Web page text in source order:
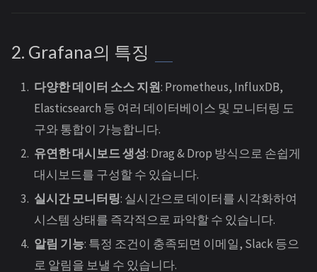
2. Grafana의 특징
다양한 데이터 소스 지원: Prometheus, InfluxDB,
Elasticsearch 등 여러 데이터베이스 및 모니터링 도
구와 통합이 가능합니다.
유연한 대시보드 생성: Drag & Drop 방식으로 손쉽게
대시보드를 구성할 수 있습니다.
실시간 모니터링: 실시간으로 데이터를 시각화하여
시스템 상태를 즉각적으로 파악할 수 있습니다.
알림 기능: 특정 조건이 충족되면 이메일, Slack 등으
로 알림을 보낼 수 있습니다.